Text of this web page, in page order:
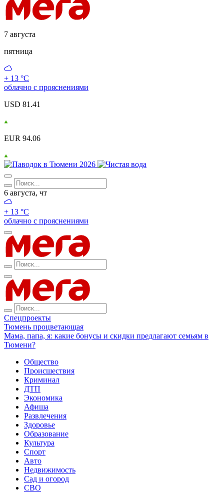
7 августа
пятница
+ 13 °С
облачно с прояснениями
USD 81.41
EUR 94.06
6 августа, чт
+ 13 °С
облачно с прояснениями
Спецпроекты
Тюмень процветающая
Мама, папа, я: какие бонусы и скидки предлагают семьям в
Тюмени?
Общество
Происшествия
Криминал
ДТП
Экономика
Афиша
Развлечения
Здоровье
Образование
Культура
Спорт
Авто
Недвижимость
Сад и огород
СВО